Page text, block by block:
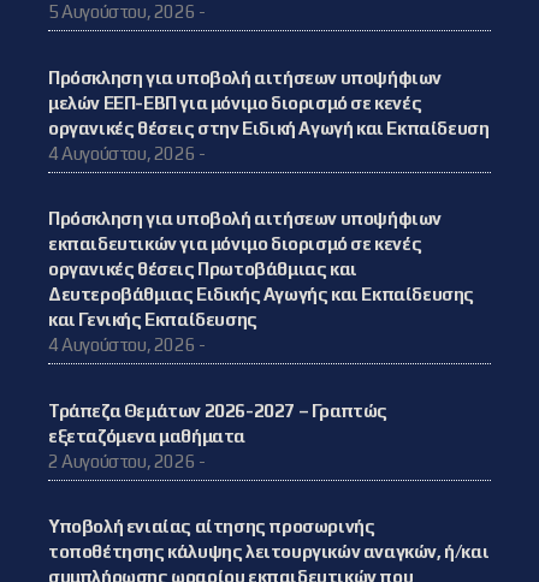
5 Αυγούστου, 2026 -
Πρόσκληση για υποβολή αιτήσεων υποψήφιων
μελών ΕΕΠ-ΕΒΠ για μόνιμο διορισμό σε κενές
οργανικές θέσεις στην Ειδική Αγωγή και Εκπαίδευση
4 Αυγούστου, 2026 -
Πρόσκληση για υποβολή αιτήσεων υποψήφιων
εκπαιδευτικών για μόνιμο διορισμό σε κενές
οργανικές θέσεις Πρωτοβάθμιας και
Δευτεροβάθμιας Ειδικής Αγωγής και Εκπαίδευσης
και Γενικής Εκπαίδευσης
4 Αυγούστου, 2026 -
Τράπεζα Θεμάτων 2026-2027 – Γραπτώς
εξεταζόμενα μαθήματα
2 Αυγούστου, 2026 -
Υποβολή ενιαίας αίτησης προσωρινής
τοποθέτησης κάλυψης λειτουργικών αναγκών, ή/και
συμπλήρωσης ωραρίου εκπαιδευτικών που